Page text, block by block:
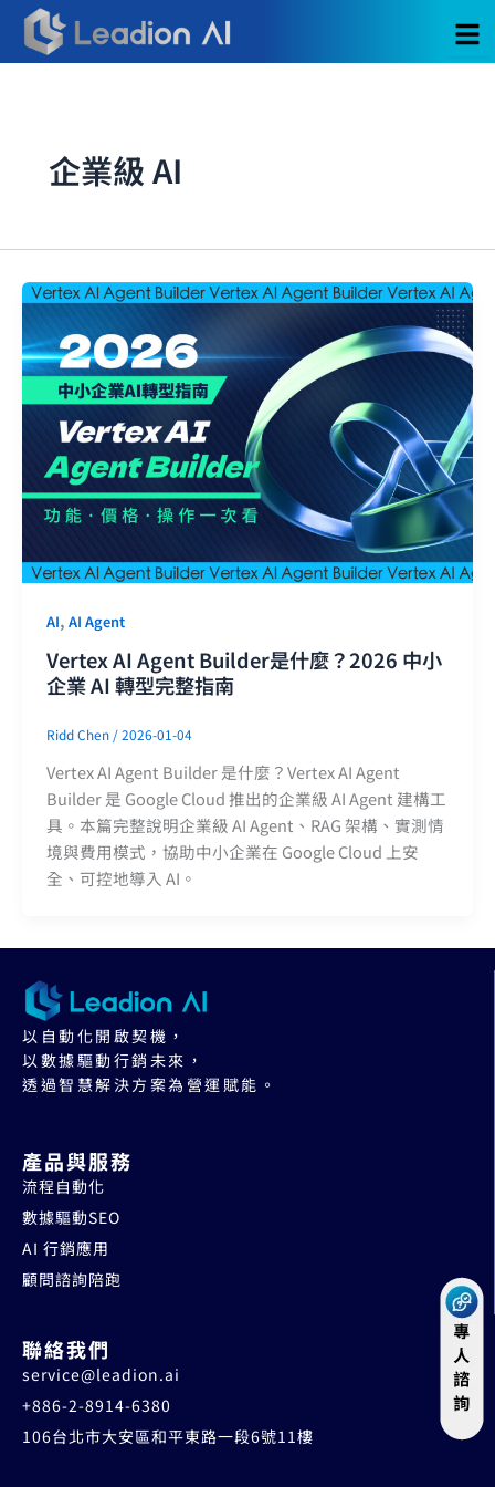
主
企業級 AI
AI, AI Agent
Vertex AI Agent Builder是什麼？2026 中小
企業 AI 轉型完整指南
Ridd Chen /2026-01-04
Vertex AI Agent Builder 是什麼？Vertex AI Agent
Builder 是 Google Cloud 推出的企業級 AI Agent 建構工
具。本篇完整說明企業級 AI Agent、RAG 架構、實測情
境與費用模式，協助中小企業在 Google Cloud 上安
全、可控地導入 AI。
以自動化開啟契機，
以數據驅動行銷未來，
透過智慧解決方案為營運賦能。
產品與服務
流程自動化
數據驅動SEO
AI 行銷應用
顧問諮詢陪跑
聯絡我們
service@leadion.ai
+886-2-8914-6380
106台北市大安區和平東路一段6號11樓